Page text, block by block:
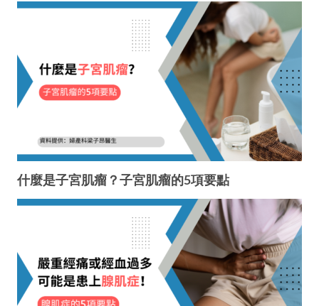
什麼是子宮肌瘤？子宮肌瘤的5項要點